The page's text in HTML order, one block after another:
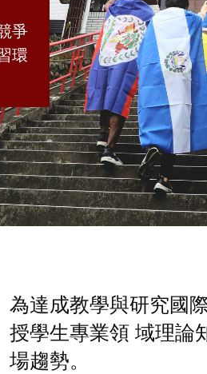
爭
環
為達成教學與研究國
授學生專業領 域理論
場趨勢。